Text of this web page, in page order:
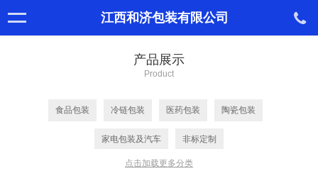
江西和济包装有限公司
产品展示
Product
食品包装 冷链包装 医药包装 陶瓷包装
家电包装及汽车 非标定制
点击加载更多分类